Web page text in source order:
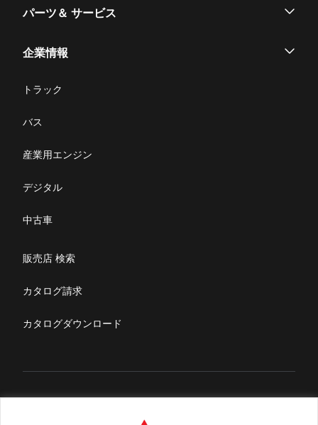
パーツ＆ サービス
パーツ
企業情報
企業情報
お問い合わせ
ニュース・お知らせ
採用情報
リコール情報
特定整備(自動車一覧表）
ふそうライフ
FUSOマガジン
トラック
バス
産業用エンジン
デジタル
中古車
販売店 検索
カタログ請求
カタログダウンロード